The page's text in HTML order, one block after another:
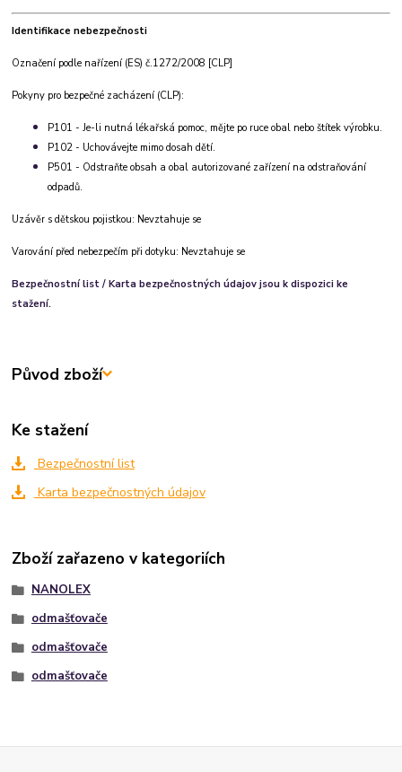
Identifikace nebezpečnosti
Označení podle nařízení (ES) č.1272/2008 [CLP]
Pokyny pro bezpečné zacházení (CLP):
P101 - Je-li nutná lékařská pomoc, mějte po ruce obal nebo štítek výrobku.
P102 - Uchovávejte mimo dosah dětí.
P501 - Odstraňte obsah a obal autorizované zařízení na odstraňování
odpadů.
Uzávěr s dětskou pojistkou: Nevztahuje se
Varování před nebezpečím při dotyku: Nevztahuje se
Bezpečnostní list / Karta bezpečnostných údajov jsou k dispozici ke
stažení.
Původ zboží
Ke stažení
Bezpečnostní list
Karta bezpečnostných údajov
Zboží zařazeno v kategoriích
NANOLEX
odmašťovače
odmašťovače
odmašťovače